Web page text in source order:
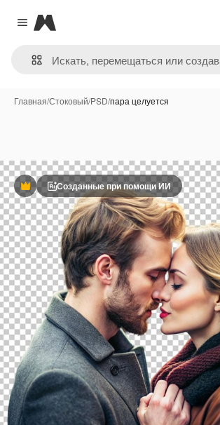
Close menu
Magnific
Главная/Стоковый/PSD/пара целуется
ПремиумСозданные при помощи ИИ